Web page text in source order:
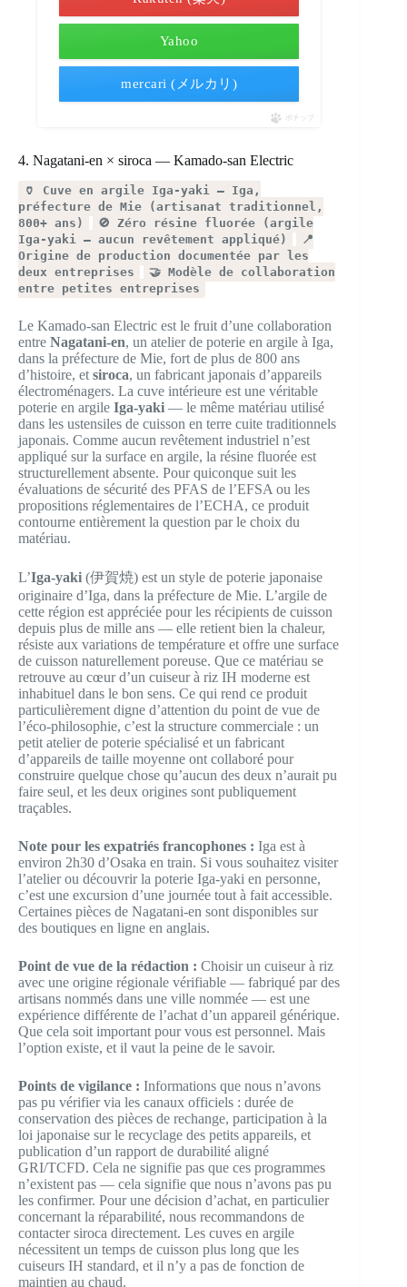
Yahoo
mercari (メルカリ)
ポチップ
4. Nagatani-en × siroca — Kamado-san Electric
🏺 Cuve en argile Iga-yaki — Iga,
préfecture de Mie (artisanat traditionnel,
800+ ans)
🚫 Zéro résine fluorée (argile
Iga-yaki — aucun revêtement appliqué)
📍
Origine de production documentée par les
deux entreprises
🤝 Modèle de collaboration
entre petites entreprises
Le Kamado-san Electric est le fruit d’une collaboration
entre Nagatani-en, un atelier de poterie en argile à Iga,
dans la préfecture de Mie, fort de plus de 800 ans
d’histoire, et siroca, un fabricant japonais d’appareils
électroménagers. La cuve intérieure est une véritable
poterie en argile Iga-yaki — le même matériau utilisé
dans les ustensiles de cuisson en terre cuite traditionnels
japonais. Comme aucun revêtement industriel n’est
appliqué sur la surface en argile, la résine fluorée est
structurellement absente. Pour quiconque suit les
évaluations de sécurité des PFAS de l’EFSA ou les
propositions réglementaires de l’ECHA, ce produit
contourne entièrement la question par le choix du
matériau.
L’Iga-yaki (伊賀焼) est un style de poterie japonaise
originaire d’Iga, dans la préfecture de Mie. L’argile de
cette région est appréciée pour les récipients de cuisson
depuis plus de mille ans — elle retient bien la chaleur,
résiste aux variations de température et offre une surface
de cuisson naturellement poreuse. Que ce matériau se
retrouve au cœur d’un cuiseur à riz IH moderne est
inhabituel dans le bon sens. Ce qui rend ce produit
particulièrement digne d’attention du point de vue de
l’éco-philosophie, c’est la structure commerciale : un
petit atelier de poterie spécialisé et un fabricant
d’appareils de taille moyenne ont collaboré pour
construire quelque chose qu’aucun des deux n’aurait pu
faire seul, et les deux origines sont publiquement
traçables.
Note pour les expatriés francophones : Iga est à
environ 2h30 d’Osaka en train. Si vous souhaitez visiter
l’atelier ou découvrir la poterie Iga-yaki en personne,
c’est une excursion d’une journée tout à fait accessible.
Certaines pièces de Nagatani-en sont disponibles sur
des boutiques en ligne en anglais.
Point de vue de la rédaction : Choisir un cuiseur à riz
avec une origine régionale vérifiable — fabriqué par des
artisans nommés dans une ville nommée — est une
expérience différente de l’achat d’un appareil générique.
Que cela soit important pour vous est personnel. Mais
l’option existe, et il vaut la peine de le savoir.
Points de vigilance : Informations que nous n’avons
pas pu vérifier via les canaux officiels : durée de
conservation des pièces de rechange, participation à la
loi japonaise sur le recyclage des petits appareils, et
publication d’un rapport de durabilité aligné
GRI/TCFD. Cela ne signifie pas que ces programmes
n’existent pas — cela signifie que nous n’avons pas pu
les confirmer. Pour une décision d’achat, en particulier
concernant la réparabilité, nous recommandons de
contacter siroca directement. Les cuves en argile
nécessitent un temps de cuisson plus long que les
cuiseurs IH standard, et il n’y a pas de fonction de
maintien au chaud.